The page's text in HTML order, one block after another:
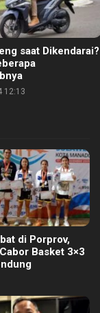
saat Dikendarai?
12:13
di Porprov,
Basket 3×3